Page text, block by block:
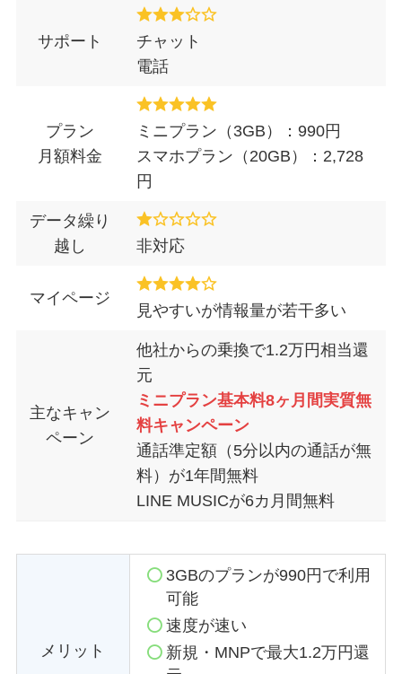
サポート
チャット
電話
プラン
月額料金
ミニプラン（3GB）：990円
スマホプラン（20GB）：2,728
円
データ繰り
越し
非対応
マイページ
見やすいが情報量が若干多い
主なキャン
ペーン
他社からの乗換で1.2万円相当還
元
ミニプラン基本料8ヶ月間実質無
料キャンペーン
通話準定額（5分以内の通話が無
料）が1年間無料
LINE MUSICが6カ月間無料
メリット
3GBのプランが990円で利用
可能
速度が速い
新規・MNPで最大1.2万円還